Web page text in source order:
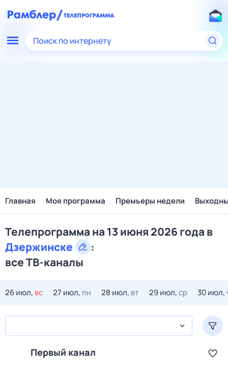
Поиск по интернету
Главная Моя программа Премьеры недели
Телепрограмма на 13 июня 2026 года в
Дзержинске
:
все ТВ-каналы
26 июл, вс 27 июл, пн 28 июл, вт 29 июл,ср 30 июл,
Первый канал